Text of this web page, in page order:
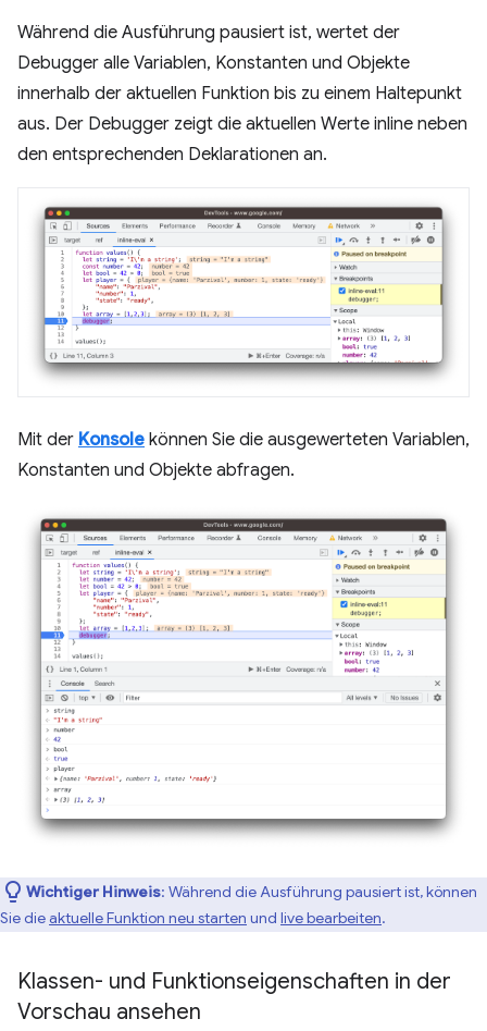
Während die Ausführung pausiert ist, wertet der
Debugger alle Variablen, Konstanten und Objekte
innerhalb der aktuellen Funktion bis zu einem Haltepunkt
aus. Der Debugger zeigt die aktuellen Werte inline neben
den entsprechenden Deklarationen an.
Mit der Konsole können Sie die ausgewerteten Variablen,
Konstanten und Objekte abfragen.
Wichtiger Hinweis: Während die Ausführung pausiert ist, können
Sie dieaktuelle Funktion neu starten und live bearbeiten.
Klassen- und Funktionseigenschaften in der
Vorschau ansehen